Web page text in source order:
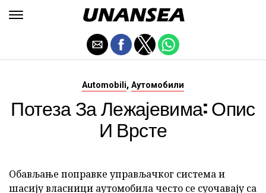
Automobili, Аутомобили
Потеза За Лежајевима: Опис
И Врсте
Обављање поправке управљачког система и
шасију власници аутомобила често се суочавају са